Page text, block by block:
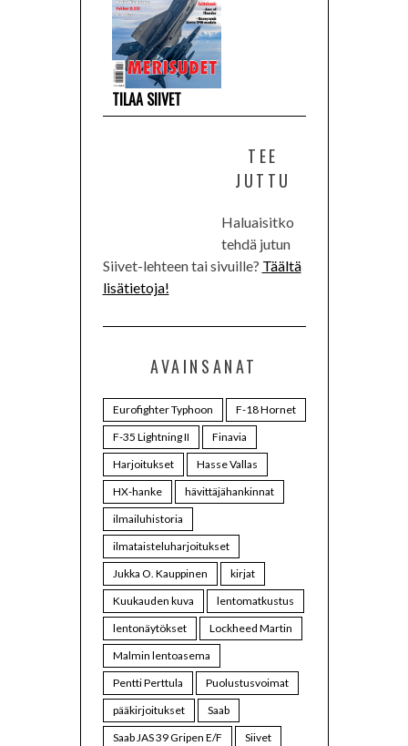
TILAA SIIVET
TEE
JUTTU
Haluaisitko
tehdä jutun
Siivet-lehteen tai sivuille? Täältä
lisätietoja!
AVAINSANAT
Eurofighter Typhoon
F-18 Hornet
F-35 Lightning II
Finavia
Harjoitukset
Hasse Vallas
HX-hanke
hävittäjähankinnat
ilmailuhistoria
ilmataisteluharjoitukset
Jukka O. Kauppinen
kirjat
Kuukauden kuva
lentomatkustus
lentonäytökset
Lockheed Martin
Malmin lentoasema
Pentti Perttula
Puolustusvoimat
pääkirjoitukset
Saab
Saab JAS 39 Gripen E/F
Siivet